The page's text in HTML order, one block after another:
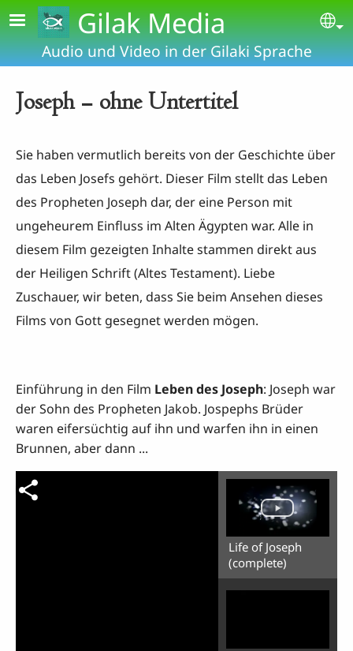
Skip to main contentGilak Media
Audio und Video in der Gilaki Sprache
Joseph - ohne Untertitel
Sie haben vermutlich bereits von der Geschichte über
das Leben Josefs gehört. Dieser Film stellt das Leben
des Propheten Joseph dar, der eine Person mit
ungeheurem Einfluss im Alten Ägypten war. Alle in
diesem Film gezeigten Inhalte stammen direkt aus
der Heiligen Schrift (Altes Testament). Liebe
Zuschauer, wir beten, dass Sie beim Ansehen dieses
Films von Gott gesegnet werden mögen.
Einführung in den Film Leben des Joseph: Joseph war
der Sohn des Propheten Jakob. Jospephs Brüder
waren eifersüchtig auf ihn und warfen ihn in einen
Brunnen, aber dann ...
Life of Joseph
(complete)